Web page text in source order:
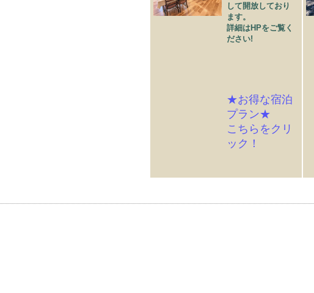
して開放しており
ます。
詳細はHPをご覧く
ださい!
★お得な宿泊
プラン★
こちらをクリ
ック！